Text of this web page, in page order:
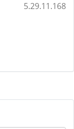
5.29.11.168